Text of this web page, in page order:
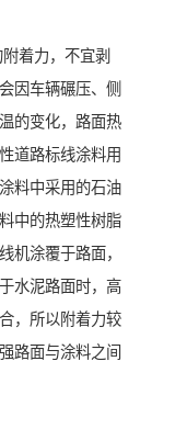
着力，不宜剥
因车辆碾压、侧
的变化，路面热
道路标线涂料用
料中采用的石油
中的热塑性树脂
机涂覆于路面，
水泥路面时，高
，所以附着力较
路面与涂料之间